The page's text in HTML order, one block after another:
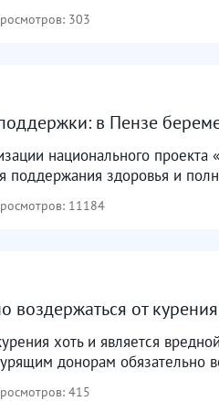
303
в Пензе
национального проекта
поддержания здоровья и
11184
воздержаться от
хоть и является
донорам обязательно
415